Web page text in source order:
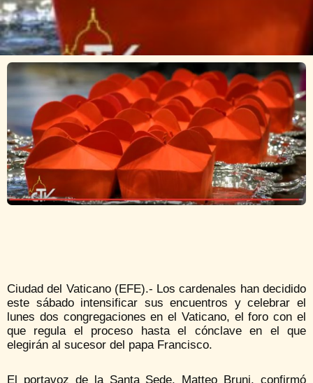
Ciudad del Vaticano (EFE).- Los cardenales han decidido
este sábado intensificar sus encuentros y celebrar el
lunes dos congregaciones en el Vaticano, el foro con el
que regula el proceso hasta el cónclave en el que
elegirán al sucesor del papa Francisco.
El portavoz de la Santa Sede, Matteo Bruni, confirmó